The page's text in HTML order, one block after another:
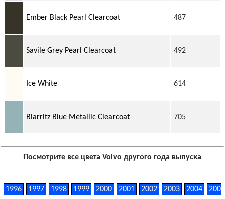
Ember Black Pearl Clearcoat 487
Savile Grey Pearl Clearcoat 492
Ice White 614
Biarritz Blue Metallic Clearcoat 705
Посмотрите все цвета Volvo другого года выпуска
1996 1997 1998 1999 2000 2001 2002 2003 2004
200